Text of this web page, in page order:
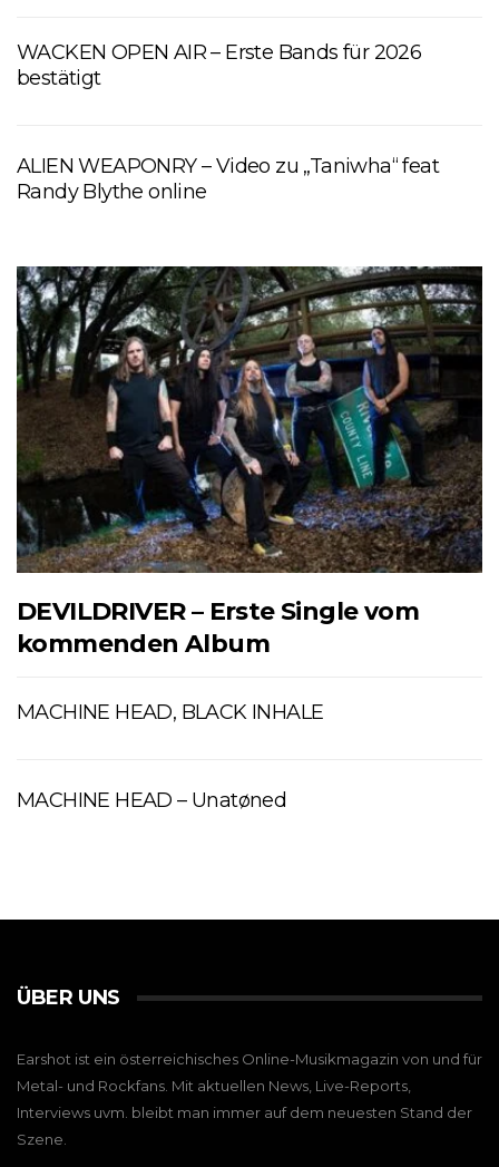
WACKEN OPEN AIR – Erste Bands für 2026
bestätigt
ALIEN WEAPONRY – Video zu „Taniwha“ feat
Randy Blythe online
DEVILDRIVER – Erste Single vom
kommenden Album
MACHINE HEAD, BLACK INHALE
MACHINE HEAD – Unatøned
ÜBER UNS
Earshot ist ein österreichisches Online-Musikmagazin von und für
Metal- und Rockfans. Mit aktuellen News, Live-Reports,
Interviews uvm. bleibt man immer auf dem neuesten Stand der
Szene.